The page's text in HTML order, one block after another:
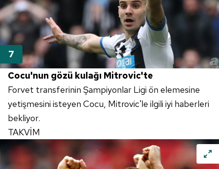
Cocu'nun gözü kulağı Mitrovic'te
Forvet transferinin Şampiyonlar Ligi ön elemesine
yetişmesini isteyen Cocu, Mitrovic'le ilgili iyi haberleri
bekliyor.
TAKVİM